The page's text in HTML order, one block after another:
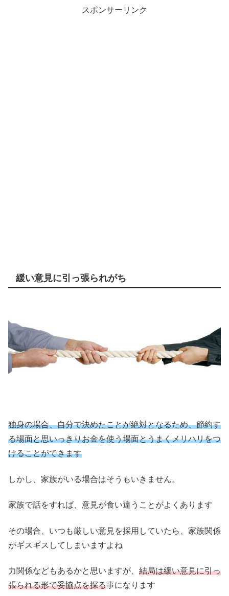
スポンサーリンク
緩い意見に引っ張られがち
独身の場合、自分で決めたことが絶対となるため、節約す
る場面と思いっきりお金を使う場面とうまくメリハリをつ
けることができます
しかし、家族がいる場合はそうもいきません。
家族で話をすれば、意見が食い違うことがよくあります
その場合、いつも厳しい意見を採用していたら、家族関係
がギスギスしてしまいますよね
力関係などもあるかと思いますが、 結局は緩い意見に引っ
張られる形で妥協点を探る事になります